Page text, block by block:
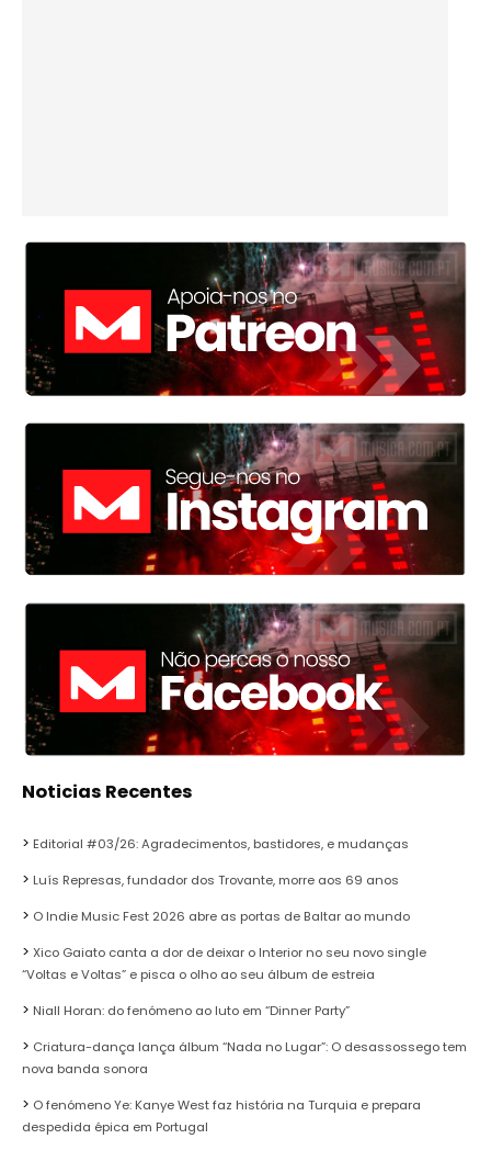
Noticias Recentes
Editorial #03/26: Agradecimentos, bastidores, e mudanças
Luís Represas, fundador dos Trovante, morre aos 69 anos
O Indie Music Fest 2026 abre as portas de Baltar ao mundo
Xico Gaiato canta a dor de deixar o Interior no seu novo single
“Voltas e Voltas” e pisca o olho ao seu álbum de estreia
Niall Horan: do fenómeno ao luto em “Dinner Party”
Criatura-dança lança álbum “Nada no Lugar”: O desassossego tem
nova banda sonora
O fenómeno Ye: Kanye West faz história na Turquia e prepara
despedida épica em Portugal